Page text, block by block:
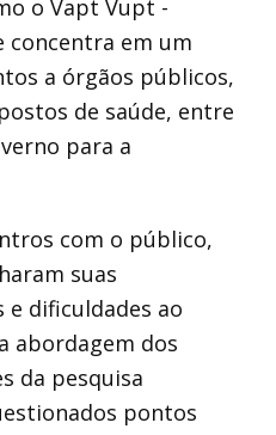
o Vapt Vupt -
concentra em um
a órgãos públicos,
de saúde, entre
para a
com o público,
suas
e dificuldades ao
abordagem dos
da pesquisa
pontos